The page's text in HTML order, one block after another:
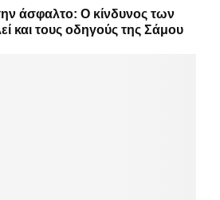
άσφαλτο: Ο κίνδυνος των
και τους οδηγούς της Σάμου